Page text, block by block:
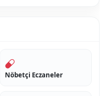
Nöbetçi Eczaneler